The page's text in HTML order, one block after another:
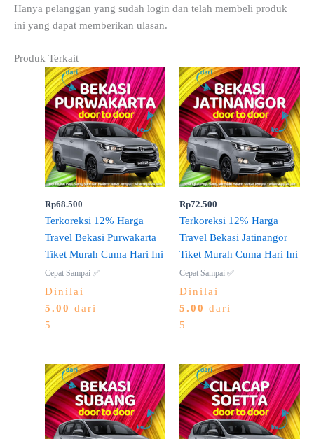
Hanya pelanggan yang sudah login dan telah membeli produk
ini yang dapat memberikan ulasan.
Produk Terkait
Rp68.500
Terkoreksi 12% Harga
Travel Bekasi Purwakarta
Tiket Murah Cuma Hari Ini
Cepat Sampai ✅
Dinilai
5.00 dari
5
Rp72.500
Terkoreksi 12% Harga
Travel Bekasi Jatinangor
Tiket Murah Cuma Hari Ini
Cepat Sampai ✅
Dinilai
5.00 dari
5